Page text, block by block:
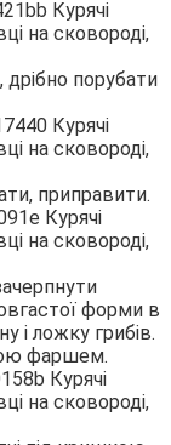
порубати
приправити.
форми в
і ложку грибів.
фаршем.